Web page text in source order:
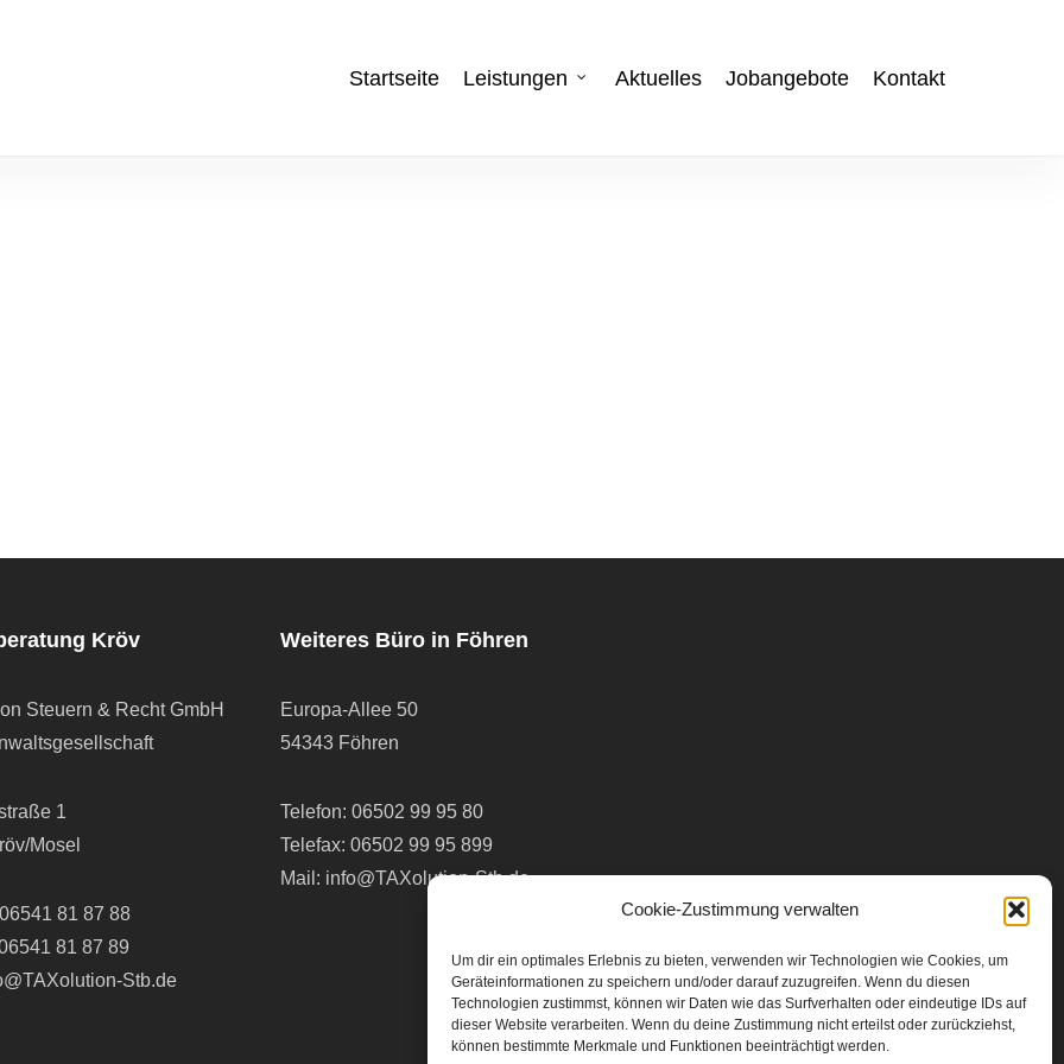
Cookie-Zustimmung verwalten
Um dir ein optimales Erlebnis zu bieten, verwenden wir Technologien wie Cookies, um
Geräteinformationen zu speichern und/oder darauf zuzugreifen. Wenn du diesen
Technologien zustimmst, können wir Daten wie das Surfverhalten oder eindeutige IDs auf
dieser Website verarbeiten. Wenn du deine Zustimmung nicht erteilst oder zurückziehst,
können bestimmte Merkmale und Funktionen beeinträchtigt werden.
Startseite Leistungen Aktuelles Jobangebote Kontakt
Kröv
Steuern & Recht GmbH
1
Mosel
06541 81 87 88
81 87 89
Stb.de
Weiteres Büro in Föhren
Europa-Allee 50
54343 Föhren
Telefon: 06502 99 95 80
Telefax: 06502 99 95 899
Mail: info@TAXolution-Stb.de